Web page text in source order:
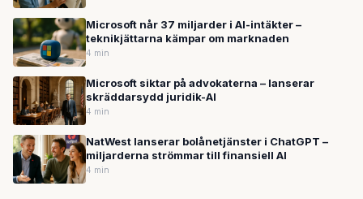
Microsoft når 37 miljarder i AI-intäkter –
teknikjättarna kämpar om marknaden
4 min
Microsoft siktar på advokaterna – lanserar
skräddarsydd juridik-AI
4 min
NatWest lanserar bolånetjänster i ChatGPT –
miljarderna strömmar till finansiell AI
4 min